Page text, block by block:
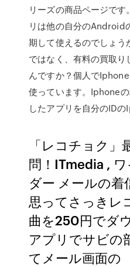
リーズの商品ページで
リは他の自分のAndroid
期して使えるのでしょう
ではなく、有料の買取
んですか？個人で
使っています。Iphone
したアプリを自分のID
「レコチョク」
問！ITmedia ,
ダー メールの着
思ってさっきレ
曲を250円でダ
アプリでサビの
てメール画面の